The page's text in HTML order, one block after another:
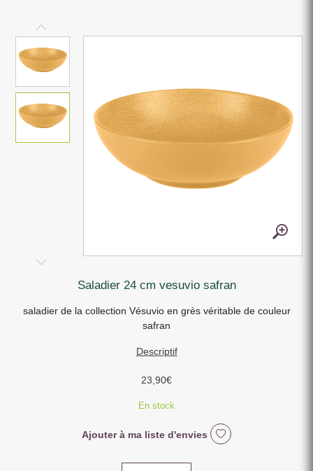
saladier 24 cm vesuvio safran
saladier de la collection Vésuvio en grès véritable de couleur
safran
Descriptif
23,90€
En stock
Ajouter à ma liste d'envies